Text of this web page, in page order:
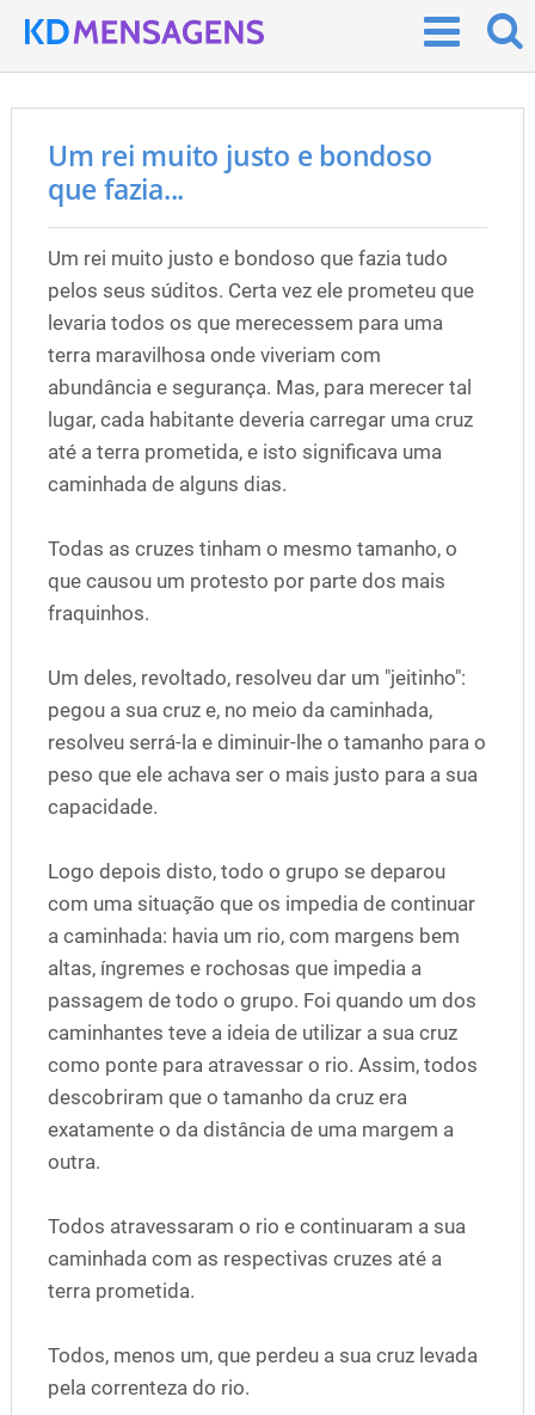
Um rei muito justo e bondoso
que fazia...
Um rei muito justo e bondoso que fazia tudo
pelos seus súditos. Certa vez ele prometeu que
levaria todos os que merecessem para uma
terra maravilhosa onde viveriam com
abundância e segurança. Mas, para merecer tal
lugar, cada habitante deveria carregar uma cruz
até a terra prometida, e isto significava uma
caminhada de alguns dias.
Todas as cruzes tinham o mesmo tamanho, o
que causou um protesto por parte dos mais
fraquinhos.
Um deles, revoltado, resolveu dar um "jeitinho":
pegou a sua cruz e, no meio da caminhada,
resolveu serrá-la e diminuir-lhe o tamanho para o
peso que ele achava ser o mais justo para a sua
capacidade.
Logo depois disto, todo o grupo se deparou
com uma situação que os impedia de continuar
a caminhada: havia um rio, com margens bem
altas, íngremes e rochosas que impedia a
passagem de todo o grupo. Foi quando um dos
caminhantes teve a ideia de utilizar a sua cruz
como ponte para atravessar o rio. Assim, todos
descobriram que o tamanho da cruz era
exatamente o da distância de uma margem a
outra.
Todos atravessaram o rio e continuaram a sua
caminhada com as respectivas cruzes até a
terra prometida.
Todos, menos um, que perdeu a sua cruz levada
pela correnteza do rio.